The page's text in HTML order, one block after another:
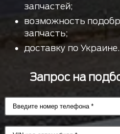
запчастей;
возможность
запчасть;
доставку по Украине.
Запрос на